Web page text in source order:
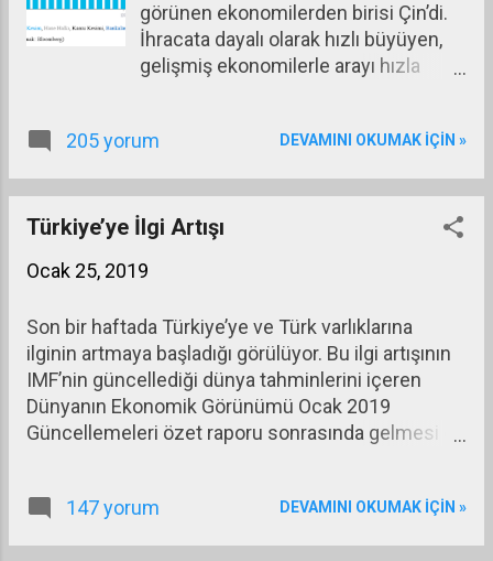
görünen ekonomilerden birisi Çin’di.
İhracata dayalı olarak hızlı büyüyen,
gelişmiş ekonomilerle arayı hızla
bir Japon mucizesinin
ediyordu. Geleceğe dönük bütün
tahminlerde Çin hep birinci büyük
Küresel krizle birlikte Çin’in ağırlıklı
Avrupa’daki krizin Çin’i de etkileyeceği
düşünülmüş olsa da etkinin bu kadar
büyük olacağı o dönemde tahmin
edilmemişti. Etki tahminlerden
oldukça öteye gitti. Büyüme
süpürülmüş olan sorunlar fark
edilmeye başlandı. Büyüme,
205 yorum DEVAMINI OKUMAK IÇIN »
Türkiye’ye İlgi Artışı
Ocak 25, 2019
Son bir haftada Türkiye’ye ve Türk varlıklarına
ilginin artmaya başladığı görülüyor. Bu ilgi artışının
IMF’nin güncellediği dünya tahminlerini içeren
Dünyanın Ekonomik Görünümü Ocak 2019
Güncellemeleri özet raporu sonrasında gelmesi de
bir tahmin verisine yer vermediği halde
147 yorum DEVAMINI OKUMAK IÇIN »